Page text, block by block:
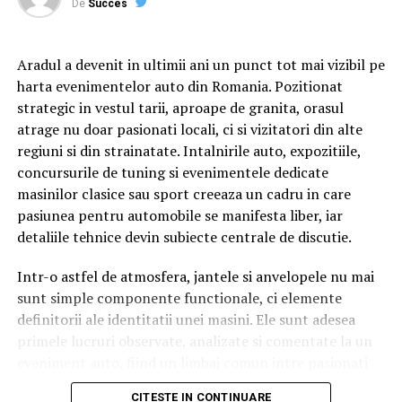
Cu râs pe săturate, surprize și personaje pline de viață,
comedia independentă „În pielea mea”intră în
cinematografele din toată țara din 10 februarie.
Spectatorilor li s-a pregătit o surpriză pentru data de
12 februarie: o seară specială „Date Night” organizată în
mai multe cinematografe din rețeaua Cinema City unde
toți cei care cumpără un bilet la comedia „În pielea mea”
Până pe 23 februarie, toți spectatorii din țară care și-au
cumpărat bilet la filmul „În pielea mea” se pot înscrie în
achiziției biletului la cinema înformularul dedicat
De Succes
Aradul a devenit in ultimii ani un punct tot mai vizibil pe
harta evenimentelor auto din Romania. Pozitionat
strategic in vestul tarii, aproape de granita, orasul
atrage nu doar pasionati locali, ci si vizitatori din alte
regiuni si din strainatate. Intalnirile auto, expozitiile,
concursurile de tuning si evenimentele dedicate
masinilor clasice sau sport creeaza un cadru in care
pasiunea pentru automobile se manifesta liber, iar
detaliile tehnice devin subiecte centrale de discutie.
Intr-o astfel de atmosfera, jantele si anvelopele nu mai
sunt simple componente functionale, ci elemente
definitorii ale identitatii unei masini. Ele sunt adesea
primele lucruri observate, analizate si comentate la un
rent a car, indiferent de varsta sau experienta.
CITESTE IN CONTINUARE